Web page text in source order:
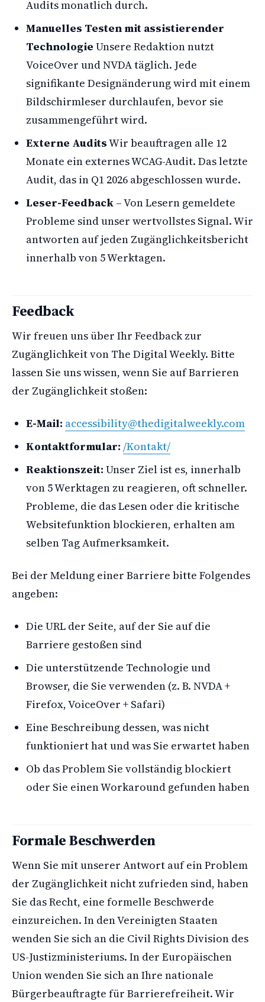
Audits monatlich durch.
Manuelles Testen mit assistierender
Technologie Unsere Redaktion nutzt
VoiceOver und NVDA täglich. Jede
signifikante Designänderung wird mit einem
Bildschirmleser durchlaufen, bevor sie
zusammengeführt wird.
Externe AuditsWir beauftragen alle 12
Monate ein externes WCAG-Audit. Das letzte
Audit, das in Q1 2026 abgeschlossen wurde.
Leser-Feedback – Von Lesern gemeldete
Probleme sind unser wertvollstes Signal. Wir
antworten auf jeden Zugänglichkeitsbericht
innerhalb von 5 Werktagen.
Feedback
Wir freuen uns über Ihr Feedback zur
Zugänglichkeit von The Digital Weekly. Bitte
lassen Sie uns wissen, wenn Sie auf Barrieren
der Zugänglichkeit stoßen:
E-Mail: accessibility@thedigitalweekly.com
Kontaktformular: /Kontakt/
Reaktionszeit: Unser Ziel ist es, innerhalb
von 5 Werktagen zu reagieren, oft schneller.
Probleme, die das Lesen oder die kritische
Websitefunktion blockieren, erhalten am
selben Tag Aufmerksamkeit.
Bei der Meldung einer Barriere bitte Folgendes
angeben:
Die URL der Seite, auf der Sie auf die
Barriere gestoßen sind
Die unterstützende Technologie und
Browser, die Sie verwenden (z. B. NVDA +
Firefox, VoiceOver + Safari)
Eine Beschreibung dessen, was nicht
funktioniert hat und was Sie erwartet haben
Ob das Problem Sie vollständig blockiert
oder Sie einen Workaround gefunden haben
Formale Beschwerden
Wenn Sie mit unserer Antwort auf ein Problem
der Zugänglichkeit nicht zufrieden sind, haben
Sie das Recht, eine formelle Beschwerde
einzureichen. In den Vereinigten Staaten
wenden Sie sich an die Civil Rights Division des
US-Justizministeriums. In der Europäischen
Union wenden Sie sich an Ihre nationale
Bürgerbeauftragte für Barrierefreiheit. Wir